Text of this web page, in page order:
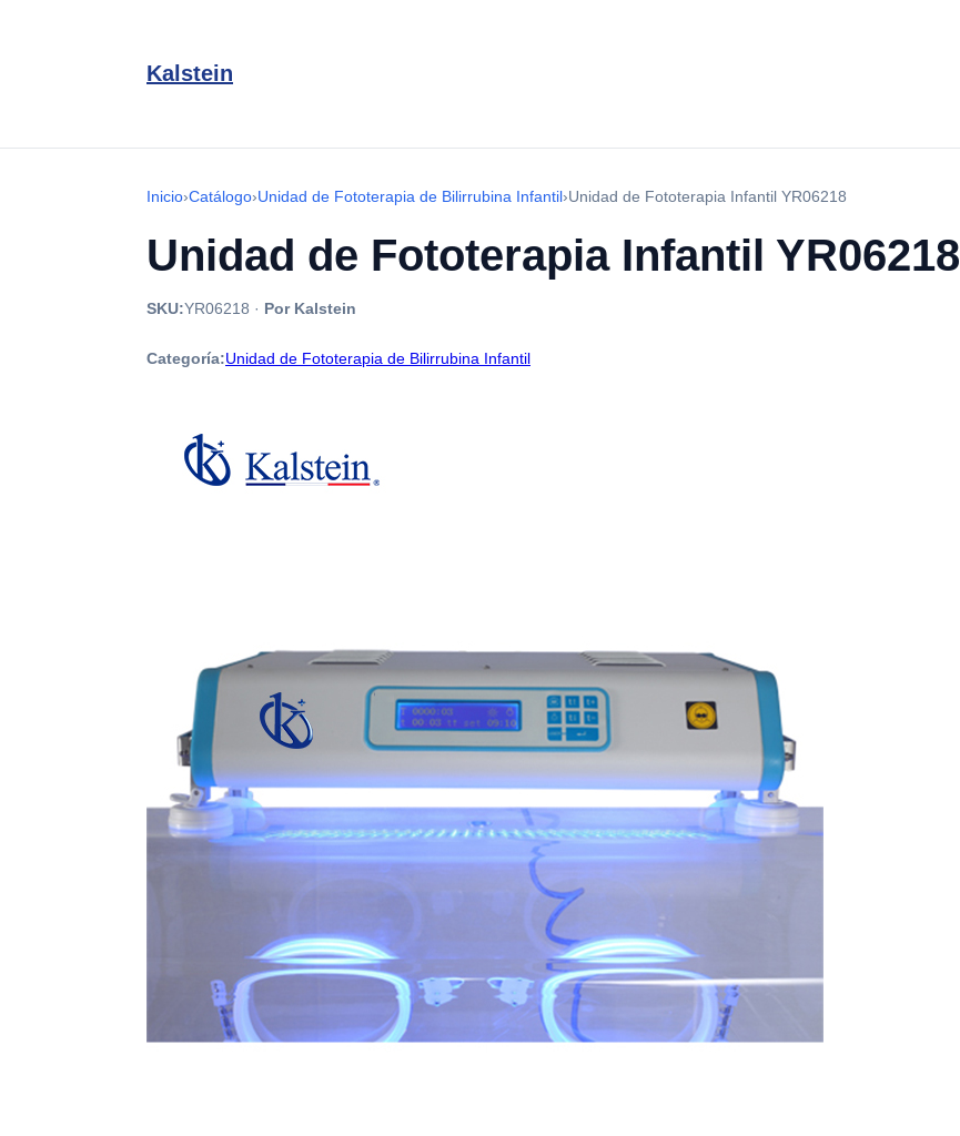
Kalstein
Inicio›Catálogo›Unidad de Fototerapia de Bilirrubina Infantil›Unidad de Fototerapia Infantil YR06218
Unidad de Fototerapia Infantil YR06218
SKU:YR06218 · Por Kalstein
Categoría:Unidad de Fototerapia de Bilirrubina Infantil